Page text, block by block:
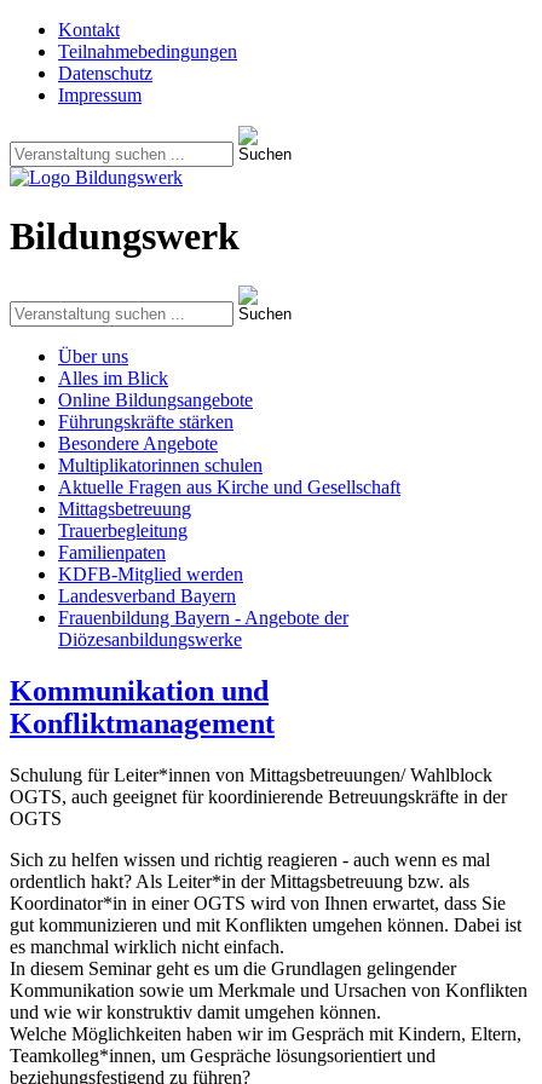
Kontakt
Teilnahmebedingungen
Datenschutz
Impressum
Bildungswerk
Über uns
Alles im Blick
Online Bildungsangebote
Führungskräfte stärken
Besondere Angebote
Multiplikatorinnen schulen
Aktuelle Fragen aus Kirche und Gesellschaft
Mittagsbetreuung
Trauerbegleitung
Familienpaten
KDFB-Mitglied werden
Landesverband Bayern
Frauenbildung Bayern - Angebote der
Diözesanbildungswerke
Kommunikation und
Konfliktmanagement
Schulung für Leiter*innen von Mittagsbetreuungen/ Wahlblock
OGTS, auch geeignet für koordinierende Betreuungskräfte in der
OGTS
Sich zu helfen wissen und richtig reagieren - auch wenn es mal
ordentlich hakt? Als Leiter*in der Mittagsbetreuung bzw. als
Koordinator*in in einer OGTS wird von Ihnen erwartet, dass Sie
gut kommunizieren und mit Konflikten umgehen können. Dabei ist
es manchmal wirklich nicht einfach.
In diesem Seminar geht es um die Grundlagen gelingender
Kommunikation sowie um Merkmale und Ursachen von Konflikten
und wie wir konstruktiv damit umgehen können.
Welche Möglichkeiten haben wir im Gespräch mit Kindern, Eltern,
Teamkolleg*innen, um Gespräche lösungsorientiert und
beziehungsfestigend zu führen?